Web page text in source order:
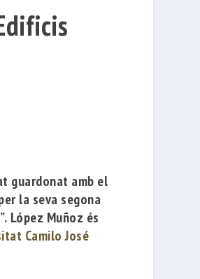
guardonat amb el
la seva segona
. López Muñoz és
Camilo José